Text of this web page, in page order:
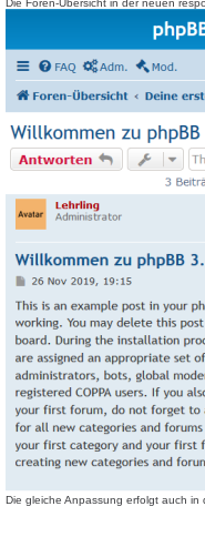
Die Foren-Übersicht in der neuen
Die gleiche Anpassung erfolgt auch in